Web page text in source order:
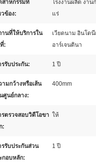
สาหกรรมที่
วข้อง:
โรงงานผลิต งาน
แร่
านที่ให้บริการใน
:
เวียดนาม อินโดนี
อาร์เจนตินา
รรับประกัน: 1 ปี
ามกว้างหรือเส้น
ศูนย์กลาง:
400mm
รตรวจสอบวิดีโอขา
:
ให้
รรับประกันส่วน
กอบหลัก:
1 ปี